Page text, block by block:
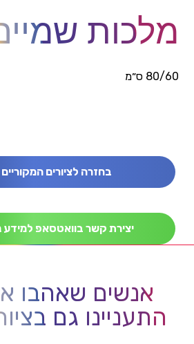
מלכות
80/60 ס״מ
בחזרה לציורים המקוריים
יצירת קשר בוואטסאפ למידע
אנשים שאהבו
התעניינו גם